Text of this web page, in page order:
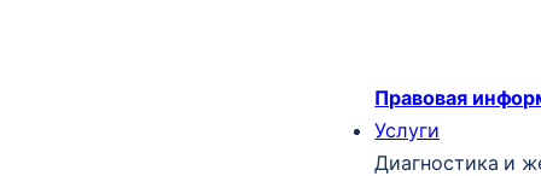
Правовая
Услуги
Диагностика и